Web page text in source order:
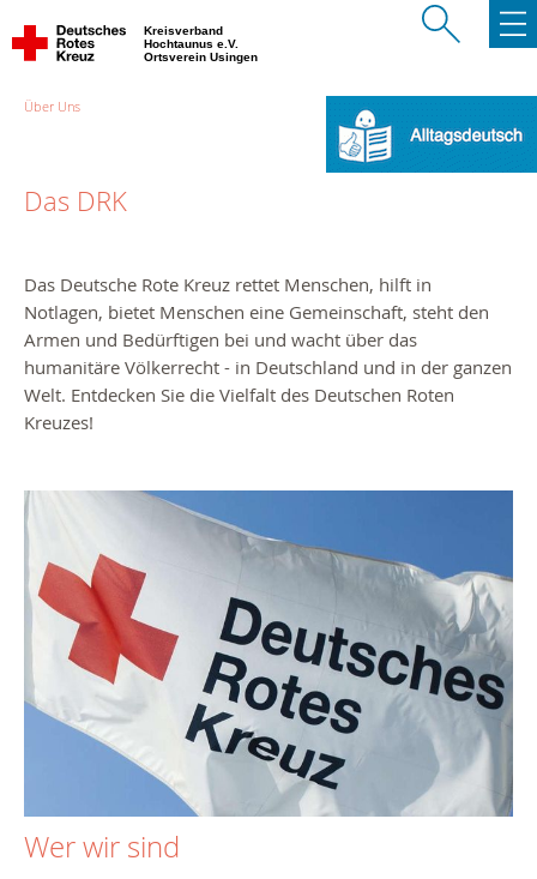
Kreisverband
Hochtaunus e.V.
Ortsverein Usingen
Über Uns
Das DRK
Das Deutsche Rote Kreuz rettet Menschen, hilft in
Notlagen, bietet Menschen eine Gemeinschaft, steht den
Armen und Bedürftigen bei und wacht über das
humanitäre Völkerrecht - in Deutschland und in der ganzen
Welt. Entdecken Sie die Vielfalt des Deutschen Roten
Kreuzes!
Wer wir sind